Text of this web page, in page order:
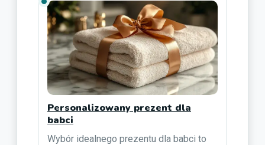
Personalizowany prezent dla
babci
Wybór idealnego prezentu dla babci to